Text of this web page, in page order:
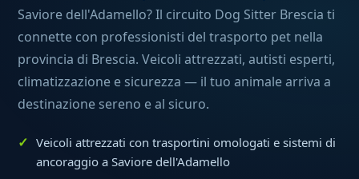
Saviore dell'Adamello? Il circuito Dog Sitter Brescia ti
connette con professionisti del trasporto pet nella
provincia di Brescia. Veicoli attrezzati, autisti esperti,
climatizzazione e sicurezza — il tuo animale arriva a
destinazione sereno e al sicuro.
Veicoli attrezzati con trasportini omologati e sistemi di
ancoraggio a Saviore dell'Adamello